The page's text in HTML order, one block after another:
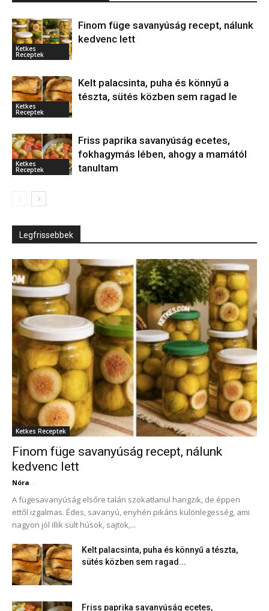
Ketkes
Receptek
Finom füge savanyúság recept, nálunk
kedvenc lett
Ketkes
Receptek
Kelt palacsinta, puha és könnyű a
tészta, sütés közben sem ragad le
Ketkes
Receptek
Friss paprika savanyúság ecetes,
fokhagymás lében, ahogy a mamától
tanultam
Legfrissebbek
Ketkes Receptek
Finom füge savanyúság recept, nálunk
kedvenc lett
Nóra -
A fügesavanyúság elsőre talán szokatlanul hangzik, de éppen
ettől izgalmas. Édes, savanyú, enyhén pikáns különlegesség, ami
nagyon jól illik sült húsok, sajtok,...
Kelt palacsinta, puha és könnyű a tészta,
sütés közben sem ragad...
Friss paprika savanyúság ecetes,